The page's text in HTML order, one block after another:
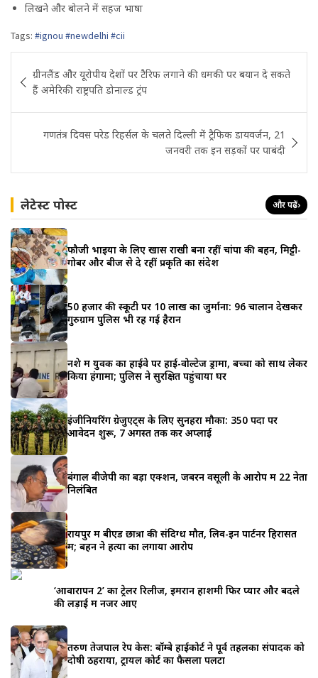
लिखने और बोलने में सहज भाषा
Tags: #ignou #newdelhi #cii
navigation
ग्रीनलैंड और यूरोपीय देशों पर टैरिफ लगाने की धमकी पर बयान दे सकते
हैं अमेरिकी राष्ट्रपति डोनाल्ड ट्रंप
गणतंत्र दिवस परेड रिहर्सल के चलते दिल्ली में ट्रैफिक डायवर्जन, 21
जनवरी तक इन सड़कों पर पाबंदी
लेटेस्ट पोस्ट और पढ़ें›
फौजी भाइयों के लिए खास राखी बना रहीं चांपा की बहन, मिट्टी-
गोबर और बीज से दे रहीं प्रकृति का संदेश
50 हजार की स्कूटी पर 10 लाख का जुर्माना: 96 चालान देखकर
गुरुग्राम पुलिस भी रह गई हैरान
नशे में युवक का हाईवे पर हाई-वोल्टेज ड्रामा, बच्चों को साथ लेकर
किया हंगामा; पुलिस ने सुरक्षित पहुंचाया घर
इंजीनियरिंग ग्रेजुएट्स के लिए सुनहरा मौका: 350 पदों पर
आवेदन शुरू, 7 अगस्त तक करें अप्लाई
बंगाल बीजेपी का बड़ा एक्शन, जबरन वसूली के आरोप में 22 नेता
निलंबित
रायपुर में बीएड छात्रा की संदिग्ध मौत, लिव-इन पार्टनर हिरासत
में; बहन ने हत्या का लगाया आरोप
‘आवारापन 2’ का ट्रेलर रिलीज, इमरान हाशमी फिर प्यार और बदले
की लड़ाई में नजर आए
तरुण तेजपाल रेप केस: बॉम्बे हाईकोर्ट ने पूर्व तहलका संपादक को
दोषी ठहराया, ट्रायल कोर्ट का फैसला पलटा